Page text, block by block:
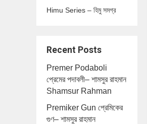
Himu Series – হিমু সমগ্র
Recent Posts
Premer Podaboli
প্রেমের পদাবলী– শামসুর রাহমান
Shamsur Rahman
Premiker Gun প্রেমিকের
গুণ– শামসুর রাহমান